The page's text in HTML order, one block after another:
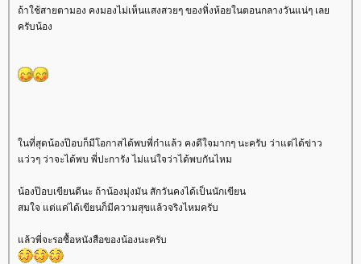
ถ้าใช้สายตามอง คงมองไม่เห็นแสงสวยๆ ของหิ่งห้อยในตอนกลางวันแน่ๆ เล
ครับน้อง
นที่สุดน้องป๊อบก็มีโอกาสได้พบพี่ก๋าแล้ว คงดีใจมากๆ นะครับ ว่าแต่ได้ข่าว
ว่วๆ ว่าจะได้พบ พี่ปะการัง ไม่แน่ใจว่าได้พบกันไหม
น้องป๊อบเขียนดีนะ ถ้าน้องมุ่งมัน สักวันคงได้เป็นนักเขียน
สมใจ แต่แค่ได้เขียนก็มีความสุขแล้วจริงไหมครับ
ล้วพี่จะรอซื้อหนังสือของน้องนะครับ